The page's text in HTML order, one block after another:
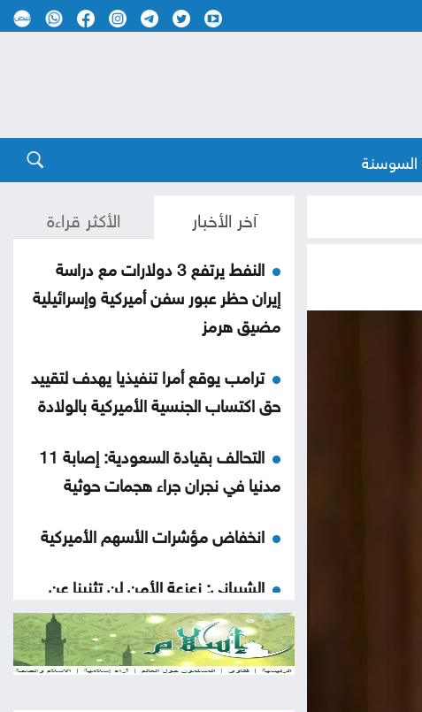
آخر الأخبار الأكثر قراءة
النفط يرتفع 3 دولارات مع دراسة
إيران حظر عبور سفن أميركية وإسرائيلية
مضيق هرمز
ترامب يوقع أمرا تنفيذيا يهدف لتقييد
حق اكتساب الجنسية الأميركية بالولادة
التحالف بقيادة السعودية: إصابة 11
مدنيا في نجران جراء هجمات حوثية
انخفاض مؤشرات الأسهم الأميركية
الشيباني: زعزعة الأمن لن تثنينا عن
المضي في مسار التعافي وبناء الدولة
ترامب: أعتقد أن حرب إيران ستنتهي